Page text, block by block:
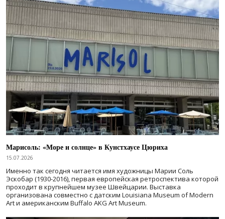
Марисоль: «Море и солнце» в Кунстхаусе Цюриха
15.07.2026
Именно так сегодня читается имя художницы Марии Соль
Эскобар (1930-2016), первая европейская ретроспектива которой
проходит в крупнейшем музее Швейцарии. Выставка
организована совместно с датским Louisiana Museum of Modern
Art и американским Buffalo AKG Art Museum.